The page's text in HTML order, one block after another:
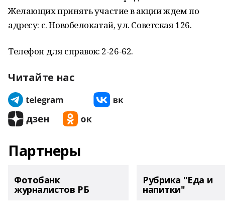
Желающих принять участие в акции ждем по
адресу: с. Новобелокатай, ул. Советская 126.
Телефон для справок: 2-26-62.
Читайте нас
Партнеры
Фотобанк
журналистов РБ
Рубрика "Еда и
напитки"